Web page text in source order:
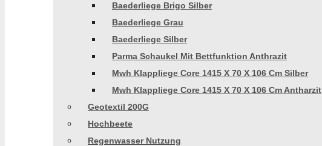
Baederliege Brigo Silber
Baederliege Grau
Baederliege Silber
Parma Schaukel Mit Bettfunktion Anthrazit
Mwh Klappliege Core 1415 X 70 X 106 Cm Silber
Mwh Klappliege Core 1415 X 70 X 106 Cm Antharzit
Geotextil 200G
Hochbeete
Regenwasser Nutzung